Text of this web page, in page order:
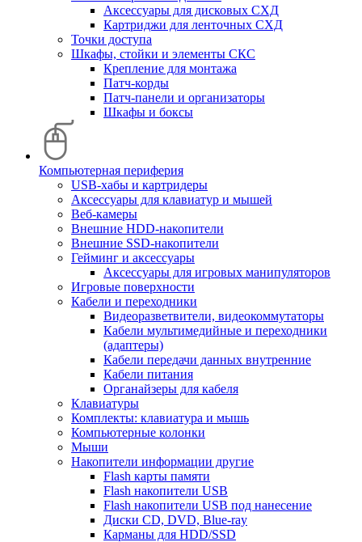
Аксессуары для дисковых СХД
Картриджи для ленточных СХД
Точки доступа
Шкафы, стойки и элементы СКС
Крепление для монтажа
Патч-корды
Патч-панели и организаторы
Шкафы и боксы
Компьютерная периферия
USB-хабы и картридеры
Аксессуары для клавиатур и мышей
Веб-камеры
Внешние HDD-накопители
Внешние SSD-накопители
Гейминг и аксессуары
Аксессуары для игровых манипуляторов
Игровые поверхности
Кабели и переходники
Видеоразветвители, видеокоммутаторы
Кабели мультимедийные и переходники
(адаптеры)
Кабели передачи данных внутренние
Кабели питания
Органайзеры для кабеля
Клавиатуры
Комплекты: клавиатура и мышь
Компьютерные колонки
Мыши
Накопители информации другие
Flash карты памяти
Flash накопители USB
Flash накопители USB под нанесение
Диски CD, DVD, Blue-ray
Карманы для HDD/SSD